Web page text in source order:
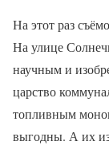
На этот раз
На улице
научным и
царство
топливным
выгодны. А их